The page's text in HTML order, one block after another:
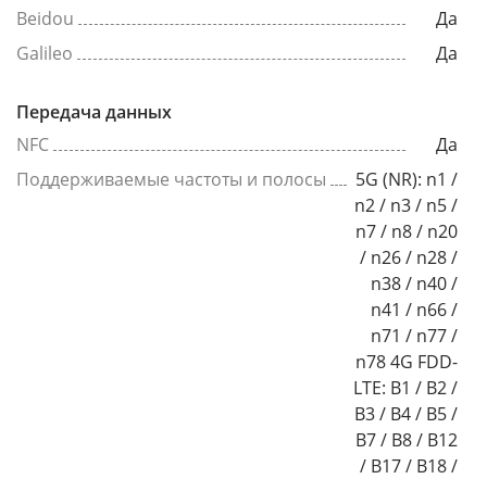
Beidou
Да
Galileo
Да
Передача данных
NFC
Да
Поддерживаемые частоты и полосы
5G (NR): n1 /
n2 / n3 / n5 /
n7 / n8 / n20
/ n26 / n28 /
n38 / n40 /
n41 / n66 /
n71 / n77 /
n78 4G FDD-
LTE: B1 / B2 /
B3 / B4 / B5 /
B7 / B8 / B12
/ B17 / B18 /